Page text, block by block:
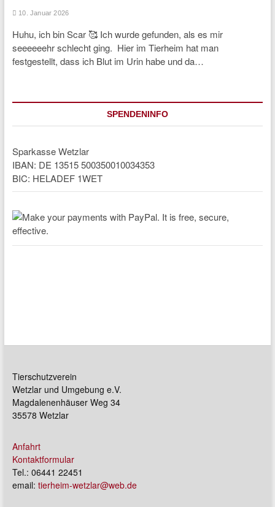
10. Januar 2026
Huhu, ich bin Scar 🥰 Ich wurde gefunden, als es mir
seeeeeehr schlecht ging. Hier im Tierheim hat man
festgestellt, dass ich Blut im Urin habe und da…
SPENDENINFO
Sparkasse Wetzlar
IBAN: DE 13515 500350010034353
BIC: HELADEF 1WET
Tierschutzverein
Wetzlar und Umgebung e.V.
Magdalenenhäuser Weg 34
35578 Wetzlar
Anfahrt
Kontaktformular
Tel.: 06441 22451
email: tierheim-wetzlar@web.de